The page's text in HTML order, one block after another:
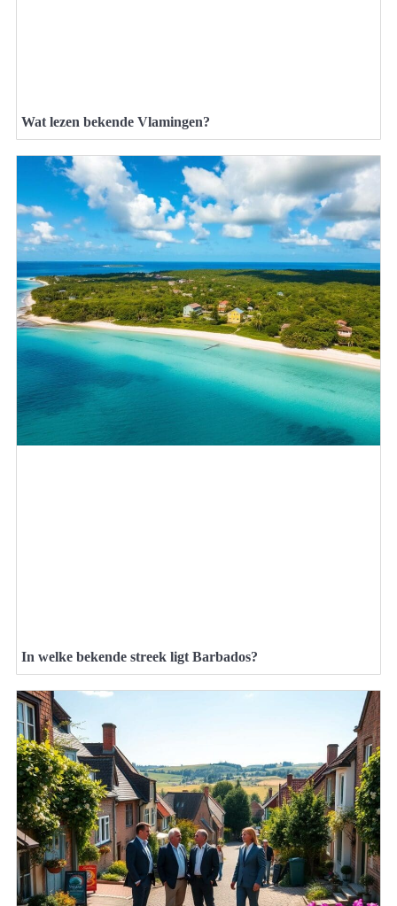
Wat lezen bekende Vlamingen?
In welke bekende streek ligt Barbados?